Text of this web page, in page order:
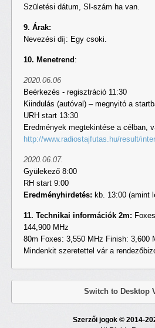
Születési dátum, SI-szám ha van.
9. Árak:
Nevezési díj: Egy csoki.
10. Menetrend :
2020.06.06
Beérkezés - regisztráció 11:30
Kiindulás (autóval) – megnyitó a
URH start 13:30
Eredmények megtekintése a célban,
http://www.radiostajfutas.hu/result/
2020.06.07.
Gyülekező 8:00
RH start 9:00
Eredményhirdetés: kb. 13:00 (amint
11. Technikai információk 2m:
144,900 MHz
80m Foxes: 3,550 MHz Finish: 3,600
Mindenkit szeretettel vár a
Switch to Desktop
Szerzői jogok © 2014-